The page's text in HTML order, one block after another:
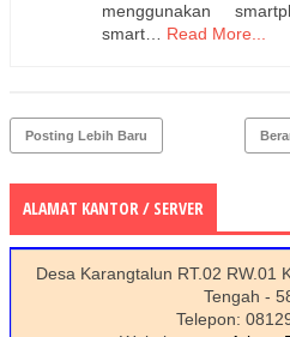
menggunakan
smart… Read More...
Posting Lebih Baru
ALAMAT KANTOR / SERVER
Desa Karangtalun RT.02 RW.01
Tengah -
Telepon: